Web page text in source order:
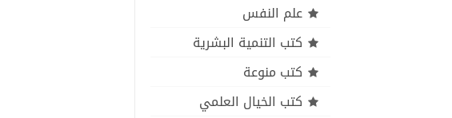
علم النفس
كتب التنمية البشرية
كتب منوعة
كتب الخيال العلمي